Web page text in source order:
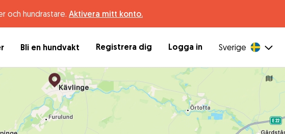
och hundrastare. Aktivera mitt konto.
Bli en hundvakt Registrera dig Logga in Sverige